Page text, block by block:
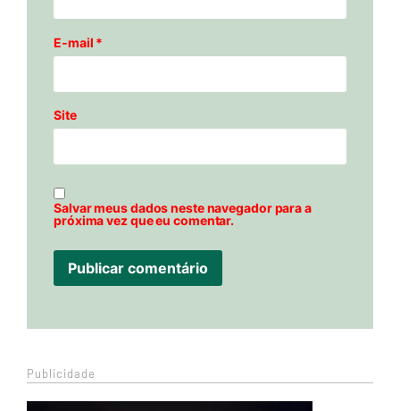
E-mail *
Site
Salvar meus dados neste navegador para a
próxima vez que eu comentar.
Publicidade